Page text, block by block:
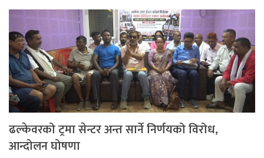
ढल्केवरको ट्रमा सेन्टर अन्त सार्ने निर्णयको विरोध,
आन्दोलन घोषणा